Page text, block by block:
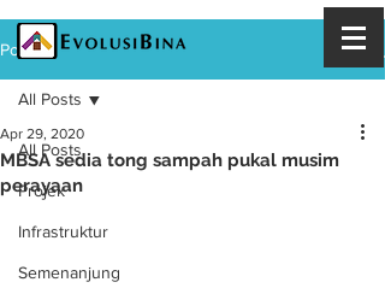
Post
All Posts
Projek
Infrastruktur
Semenanjung
All Posts
MBSA sedia tong sampah pukal musim
perayaan
Apr 29, 2020